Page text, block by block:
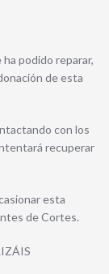
podido reparar,
de esta
con los
recuperar
esta
de Cortes.